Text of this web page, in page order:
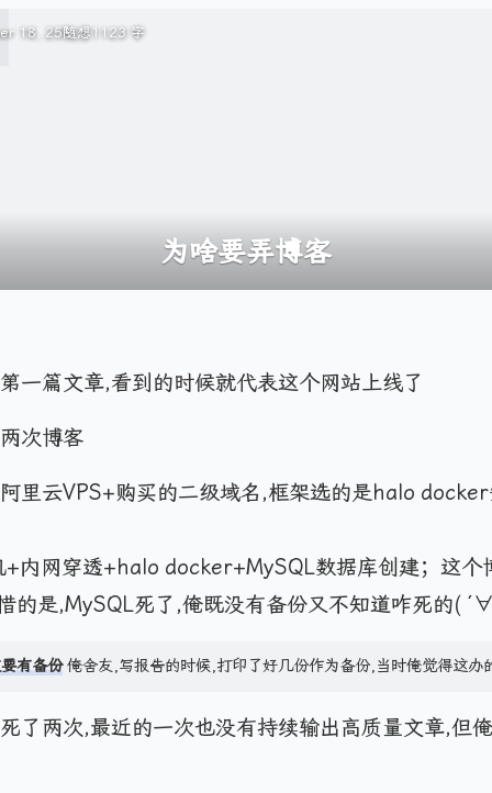
18, 25随想 1123 字
为啥要弄博客
一篇文章,看到的时候就代表这个网站上线了
次博客
里云VPS+购买的二级域名,框架选的是halo
+内网穿透+halo docker+MySQL数据库创建；这个
的是,MySQL死了,俺既没有备份又不知道咋死的(
有备份俺舍友,写报告的时候,打印了好几份作为备份,当时俺觉得这办
了两次,最近的一次也没有持续输出高质量文章,但